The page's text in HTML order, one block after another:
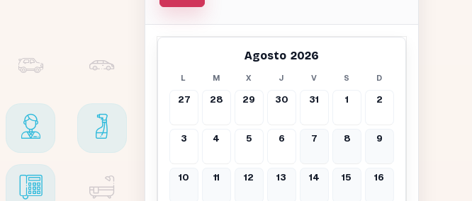
Agosto 2026
L M X J V S D
27 28 29 30 31 1 2
3 4 5 6 7 8 9
10 11 12 13 14 15 16